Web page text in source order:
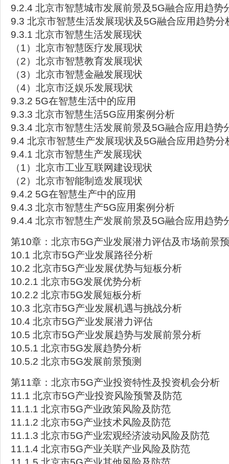
9.2.4 北京市智慧城市发展前景及5G融合应用趋势
9.3 北京市智慧生活发展现状及5G融合应用趋势分
9.3.1 北京市智慧生活发展现状
（1）北京市智慧医疗发展现状
（2）北京市智慧教育发展现状
（3）北京市智慧金融发展现状
（4）北京市泛娱乐发展现状
9.3.2 5G在智慧生活中的应用
9.3.3 北京市智慧生活5G应用案例分析
9.3.4 北京市智慧生活发展前景及5G融合应用趋势
9.4 北京市智慧生产发展现状及5G融合应用趋势分
9.4.1 北京市智慧生产发展现状
（1）北京市工业互联网建设现状
（2）北京市智能制造发展现状
9.4.2 5G在智慧生产中的应用
9.4.3 北京市智慧生产5G应用案例分析
9.4.4 北京市智慧生产发展前景及5G融合应用趋势
第10章：北京市5G产业发展潜力评估及市场前景
10.1 北京市5G产业发展路径分析
10.2 北京市5G产业发展优势与短板分析
10.2.1 北京市5G发展优势分析
10.2.2 北京市5G发展短板分析
10.3 北京市5G产业发展机遇与挑战分析
10.4 北京市5G产业发展潜力评估
10.5 北京市5G产业发展趋势与发展前景分析
10.5.1 北京市5G发展趋势分析
10.5.2 北京市5G发展前景预测
第11章：北京市5G产业投资特性及投资机会分析
11.1 北京市5G产业投资风险预警及防范
11.1.1 北京市5G产业政策风险及防范
11.1.2 北京市5G产业技术风险及防范
11.1.3 北京市5G产业宏观经济波动风险及防范
11.1.4 北京市5G产业关联产业风险及防范